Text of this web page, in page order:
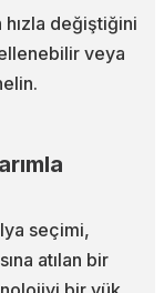
değiştiğini
veya
seçimi,
atılan bir